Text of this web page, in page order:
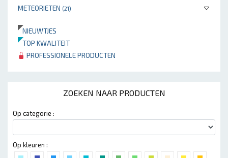
METEORIETEN (21)
NIEUWTJES
TOP KWALITEIT
PROFESSIONELE PRODUCTEN
ZOEKEN NAAR PRODUCTEN
Op categorie :
Op kleuren :